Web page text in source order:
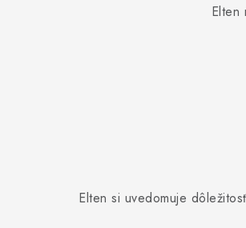
Elten
Elten si uvedomuje